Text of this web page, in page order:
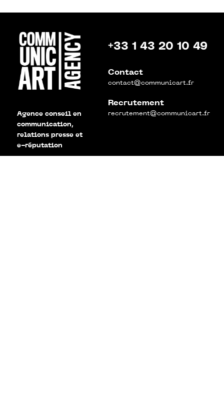
Agence conseil en
communication,
relations presse et
e-réputation
+33 1 43 20 10 49
Contact
contact@communicart.fr
Recrutement
recrutement@communicart.fr